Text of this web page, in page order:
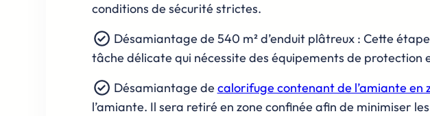
conditions de sécurité strictes.
Désamiantage de 540 m² d’enduit plâtreux : Cette
tâche délicate qui nécessite des équipements de protection
Désamiantage decalorifuge contenant de l’amiante en
l’amiante. Il sera retiré en zone confinée afin de minimiser